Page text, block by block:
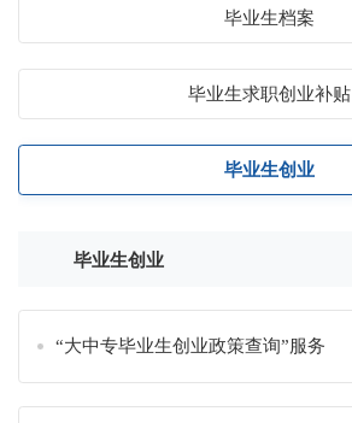
毕业生档案
毕业生求职创业补贴
毕业生创业
毕业生创业
“大中专毕业生创业政策查询”服务